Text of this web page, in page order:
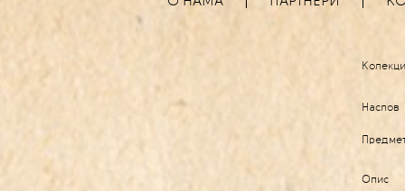
Наслов
Опис